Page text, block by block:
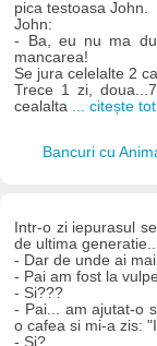
pica testoasa John.
John:
- Ba, eu nu ma
mancarea!
Se jura celelalte 2
Trece 1 zi,
cealalta
... citește tot
Bancuri cu
Intr-o zi iepurasul
de ultima
- Dar de unde ai
- Pai am fost la
- Si???
- Pai... am ajutat-o
o cafea si mi-a zis:
- Si?